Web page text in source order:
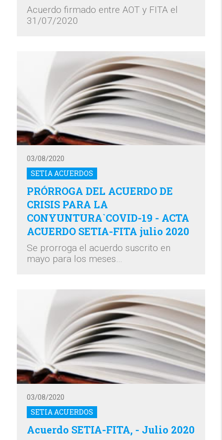
Acuerdo firmado entre AOT y FITA el
31/07/2020
SETIA ACUERDOS
03/08/2020
PRÓRROGA DEL ACUERDO DE
CRISIS PARA LA
CONYUNTURA`COVID-19 - ACTA
ACUERDO SETIA-FITA julio 2020
Se prorroga el acuerdo suscrito en
mayo para los meses…
SETIA ACUERDOS
03/08/2020
Acuerdo SETIA-FITA, - Julio 2020